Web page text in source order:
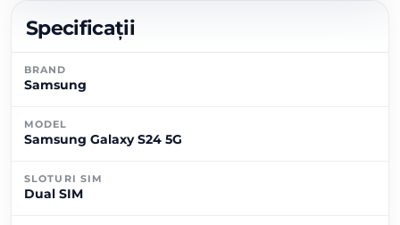
Specificații
BRAND
Samsung
MODEL
Samsung Galaxy S24 5G
SLOTURI SIM
Dual SIM